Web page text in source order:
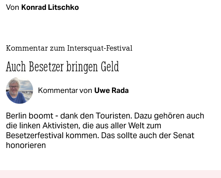
Von Konrad Litschko
Kommentar zum Intersquat-Festival
Auch Besetzer bringen Geld
Kommentar von Uwe Rada
Berlin boomt - dank den Touristen. Dazu gehören auch
die linken Aktivisten, die aus aller Welt zum
Besetzerfestival kommen. Das sollte auch der Senat
honorieren